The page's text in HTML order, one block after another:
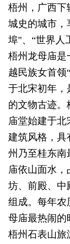
梧州，广西下
城史的城市，
埠"、“世界人
梧州龙母庙是
越民族女首领
于北宋初年，
的文物古迹。
庙堂始建于
建筑风格，具
州乃至桂东南
庙依山面水，
坊、前殿、中
组成。每年农
母庙最热闹的
梧州石表山旅